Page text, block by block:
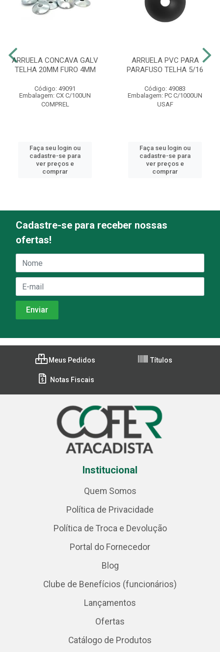
ARRUELA CONCAVA GALV
TELHA 20MM FURO 4MM
Código: 49091
Embalagem: CX C/100UN
COMPREL
Faça seu login ou
cadastre-se para
ver preços e
comprar
ARRUELA PVC PARA
PARAFUSO TELHA 5/16
Código: 49083
Embalagem: PC C/1000UN
USAF
Faça seu login ou
cadastre-se para
ver preços e
comprar
Cadastre-se para receber nossas
ofertas!
Meus Pedidos Títulos
Notas Fiscais
Institucional
Quem Somos
Política de Privacidade
Política de Troca e Devolução
Portal do Fornecedor
Blog
Clube de Benefícios (funcionários)
Lançamentos
Ofertas
Catálogo de Produtos